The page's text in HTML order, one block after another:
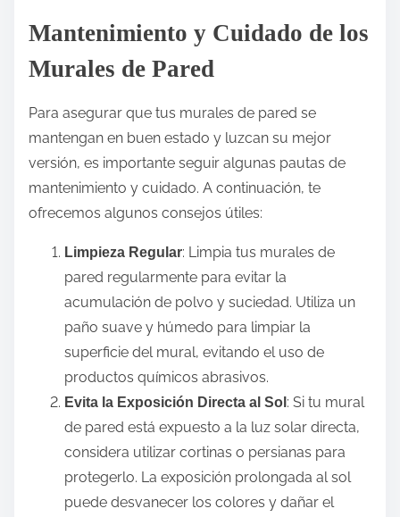
Mantenimiento y Cuidado de los
Murales de Pared
Para asegurar que tus murales de pared se
mantengan en buen estado y luzcan su mejor
versión, es importante seguir algunas pautas de
mantenimiento y cuidado. A continuación, te
ofrecemos algunos consejos útiles:
Limpieza Regular: Limpia tus murales de
pared regularmente para evitar la
acumulación de polvo y suciedad. Utiliza un
paño suave y húmedo para limpiar la
superficie del mural, evitando el uso de
productos químicos abrasivos.
Evita la Exposición Directa al Sol : Si tu mural
de pared está expuesto a la luz solar directa,
considera utilizar cortinas o persianas para
protegerlo. La exposición prolongada al sol
puede desvanecer los colores y dañar el